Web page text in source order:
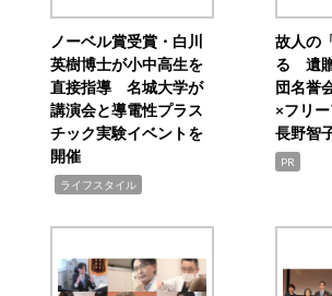
ノーベル賞受賞・白川
英樹博士が小中高生を
直接指導 名城大学が
講演会と導電性プラス
チック実験イベントを
開催
ライフスタイル
故人の
る 遺
団名誉
×フリ
長野智
PR